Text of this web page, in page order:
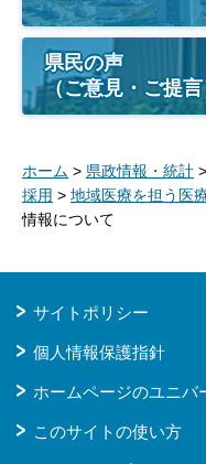
県民の声
（ご意見・ご提言
ホーム > 県政情報・統計 >
採用 > 地域医療を担う医
情報について
サイトポリシー
個人情報保護指針
ホームページのユニバ
このサイトの使い方